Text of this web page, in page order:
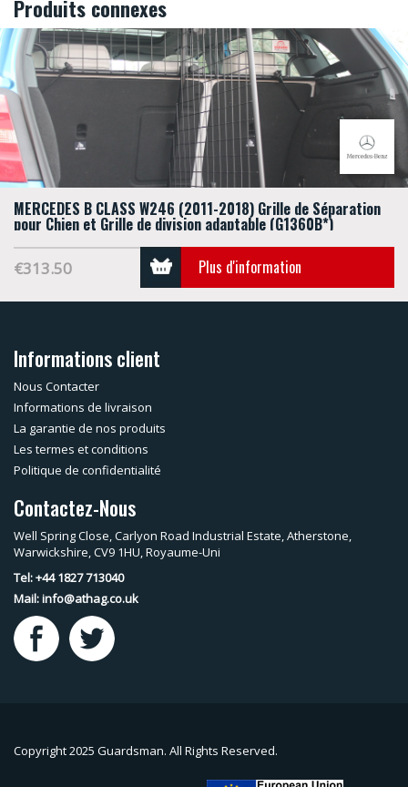
Produits connexes
MERCEDES B CLASS W246 (2011-2018) Grille de Séparation
pour Chien et Grille de division adaptable (G1360B*)
€313.50 Plus d'information
Informations client
Nous Contacter
Informations de livraison
La garantie de nos produits
Les termes et conditions
Politique de confidentialité
Contactez-Nous
Well Spring Close, Carlyon Road Industrial Estate, Atherstone,
Warwickshire, CV9 1HU, Royaume-Uni
Tel: +44 1827 713040
Mail:info@athag.co.uk
Copyright 2025 Guardsman. All Rights Reserved.